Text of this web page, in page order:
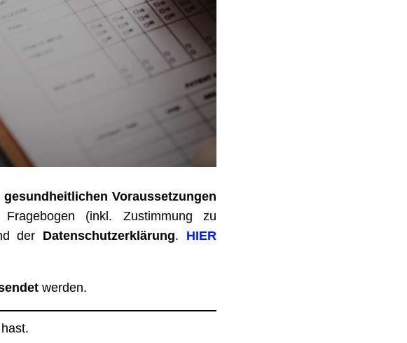
gesundheitlichen Voraussetzungen
(inkl. Zustimmung zu
der Datenschutzerklärung. HIER
werden.
hast.